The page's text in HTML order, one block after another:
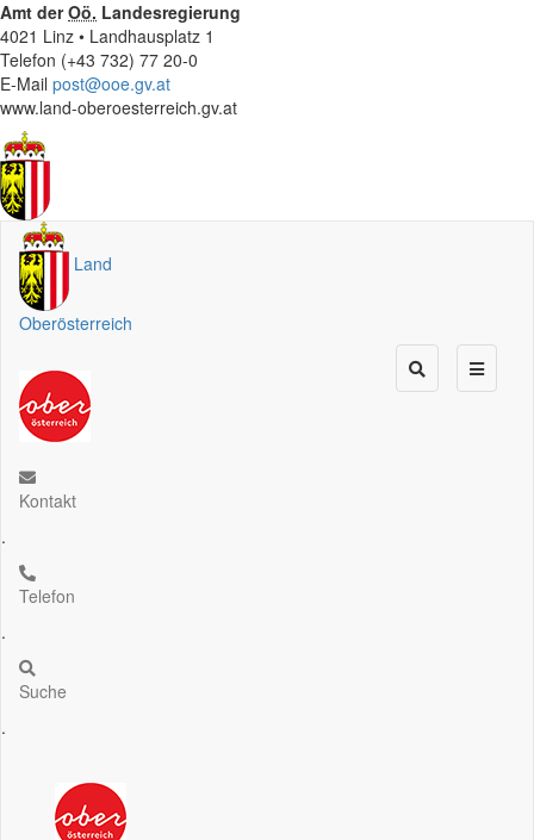
Amt derOö. Landesregierung
4021 Linz • Landhausplatz 1
Telefon (+43 732) 77 20-0
E-Mail post@ooe.gv.at
www.land-oberoesterreich.gv.at
Land
Oberösterreich
Kontakt
.
Telefon
.
Suche
.